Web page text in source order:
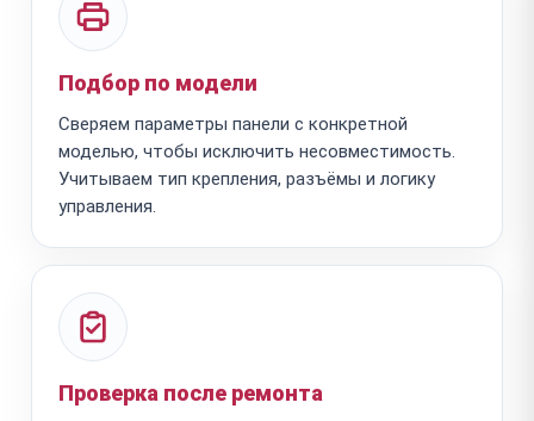
Подбор по модели
Сверяем параметры панели с конкретной
моделью, чтобы исключить несовместимость.
Учитываем тип крепления, разъёмы и логику
управления.
Проверка после ремонта